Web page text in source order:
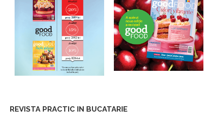
REVISTA PRACTIC IN BUCATARIE